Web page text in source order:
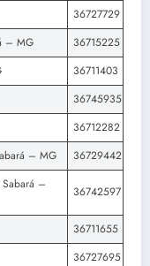
36727729
– MG
36715225
36711403
36745935
36712282
– MG
36729442
–
36742597
36711655
36727695